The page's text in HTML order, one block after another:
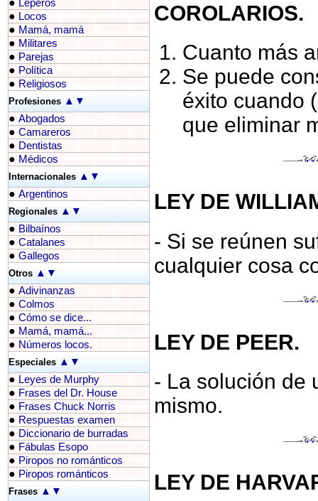
● Leperos
● Locos
● Mamá, mamá
● Militares
● Parejas
● Política
● Religiosos
Profesiones ▲ ▼
● Abogados
● Camareros
● Dentistas
● Médicos
Internacionales ▲ ▼
● Argentinos
Regionales ▲ ▼
● Bilbaínos
● Catalanes
● Gallegos
Otros ▲ ▼
● Adivinanzas
● Colmos
● Cómo se dice...
● Mamá, mamá...
● Números locos.
Especiales ▲ ▼
● Leyes de Murphy
● Frases del Dr. House
● Frases Chuck Norris
● Respuestas examen
● Diccionario de burradas
● Fábulas Esopo
● Piropos no románticos
● Piropos románticos
Frases ▲ ▼
COROLARIOS.
Cuanto más
Se puede
éxito cuando
que eliminar
LEY DE
- Si se reúnen
cualquier cosa
LEY DE PEER.
- La solución de
mismo.
LEY DE